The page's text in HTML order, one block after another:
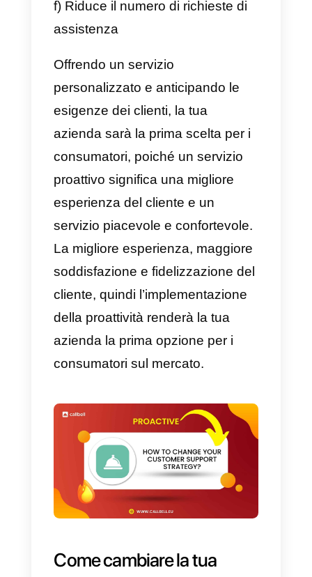
implementare un servizio
proattivo?
Come spiegato
un servizio proattivo è la base
aumentare le aspettative dei
clienti e può apportare diversi
vantaggi per un’azienda al fine di
passare da reattivi a proattivi.
a) Aumenta iltasso di
fidelizzazionee cattura di
b) Ottimizza la soddisfazione del
cliente
c) Aumenta le recensioni positive
sul tuo marchio
d) Migliora l’esperienza e rafforza